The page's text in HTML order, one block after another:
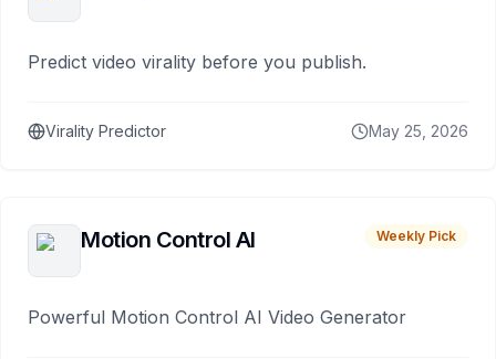
Predict video virality before you publish.
Virality Predictor May 25, 2026
Motion Control AI Weekly Pick
Powerful Motion Control AI Video Generator